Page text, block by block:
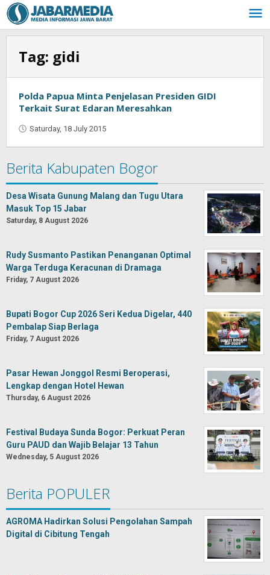
Skip
to
content
Tag: gidi
Polda Papua Minta Penjelasan Presiden GIDI
Terkait Surat Edaran Meresahkan
Saturday, 18 July 2015
Berita Kabupaten Bogor
Desa Wisata Gunung Malang dan Tugu Utara
Masuk Top 15 Jabar
Saturday, 8 August 2026
Rudy Susmanto Pastikan Penanganan Optimal
Warga Terduga Keracunan di Dramaga
Friday, 7 August 2026
Bupati Bogor Cup 2026 Seri Kedua Digelar, 440
Pembalap Siap Berlaga
Friday, 7 August 2026
Pasar Hewan Jonggol Resmi Beroperasi,
Lengkap dengan Hotel Hewan
Thursday, 6 August 2026
Festival Budaya Sunda Bogor: Perkuat Peran
Guru PAUD dan Wajib Belajar 13 Tahun
Wednesday, 5 August 2026
Berita POPULER
AGROMA Hadirkan Solusi Pengolahan Sampah
Digital di Cibitung Tengah